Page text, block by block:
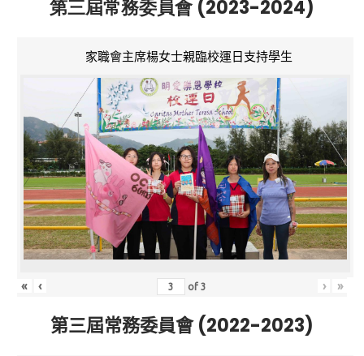
第三屆常務委員會 (2023-2024)
家職會主席楊女士親臨校運日支持學生
« ‹ of3 › »
第三屆常務委員會 (2022-2023)